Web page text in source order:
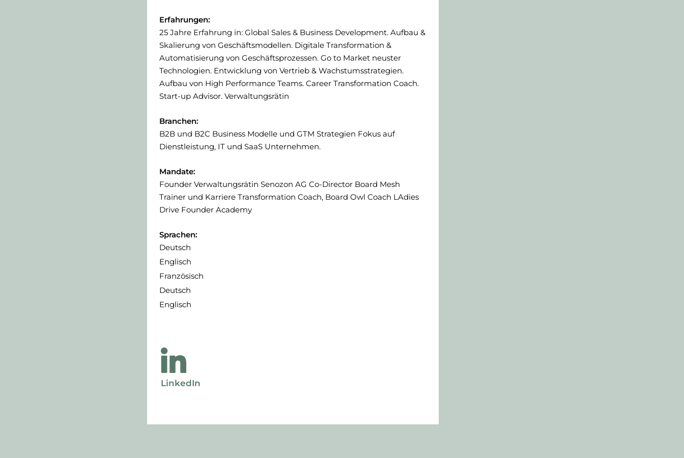
Erfahrungen:
25 Jahre Erfahrung in: Global Sales & Business Development. Aufbau &
Skalierung von Geschäftsmodellen. Digitale Transformation &
Automatisierung von Geschäftsprozessen. Go to Market neuster
Technologien. Entwicklung von Vertrieb & Wachstumsstrategien.
Aufbau von High Performance Teams. Career Transformation Coach.
Start-up Advisor. Verwaltungsrätin
Branchen:
B2B und B2C Business Modelle und GTM Strategien Fokus auf
Dienstleistung, IT und SaaS Unternehmen.
Mandate:
Founder Verwaltungsrätin Senozon AG Co-Director Board Mesh
Trainer und Karriere Transformation Coach, Board Owl Coach LAdies
Drive Founder Academy
Sprachen:
Deutsch
Englisch
Französisch
Deutsch
Englisch
LinkedIn